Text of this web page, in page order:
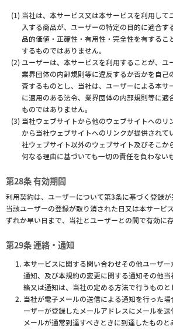
当社は、本サービス又は本サービスを利用して
入する商品が、ユーザーの特定の目的に適合す
品的価値・正確性・有用性・完全性を有するこ
するものではありません。
ユーザーは、本サービスを利用することが、ユ
業界団体の内部規則等に違反するか否かを自己
査するものとし、当社は、ユーザーによる本サ
に適用のある法令、業界団体の内部規則等に適
ものではありません。
当社ウェブサイトから他のウェブサイトへのリ
から当社ウェブサイトへのリンクが提供されて
社ウェブサイト以外のウェブサイト及びそこか
何なる理由に基づいても一切の責任を負わない
第28条 有効期間
利用契約は、ユーザーについて第3条に基づく登録が
当該ユーザーの登録が取り消された日又は本サービ
ずれか早い日まで、当社とユーザーとの間で有効に
第29条 連絡・通知
本サービスに関する問い合わせその他ユーザ
通知、及び本規約の変更に関する通知その他
絡又は通知は、当社の定める方法で行うものと
当社が電子メールの送信による通知を行った
ーザーが登録したメールアドレスにメールを
メールが通常到達すべきときに到達したものと